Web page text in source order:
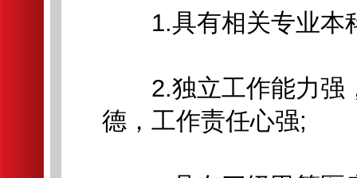
1.具有相关专业本
2.独立工作能力强
德，工作责任心强;